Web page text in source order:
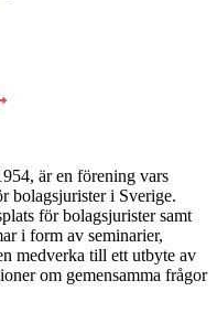
är en förening vars
bolagsjurister i Sverige.
för bolagsjurister samt
i form av seminarier,
medverka till ett utbyte av
om gemensamma frågor